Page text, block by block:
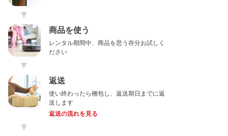
▼
商品を使う
レンタル期間中、商品を思う存分お試しく
ださい
▼
返送
使い終わったら梱包し、返送期日までに返
送します
返送の流れを見る
▼